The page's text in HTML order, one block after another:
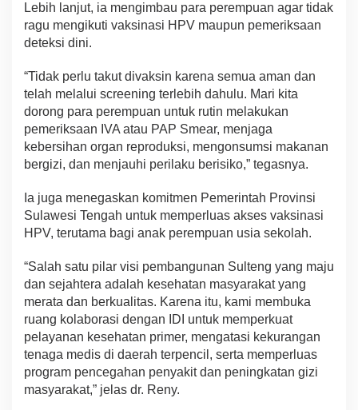
Lebih lanjut, ia mengimbau para perempuan agar tidak
ragu mengikuti vaksinasi HPV maupun pemeriksaan
deteksi dini.
“Tidak perlu takut divaksin karena semua aman dan
telah melalui screening terlebih dahulu. Mari kita
dorong para perempuan untuk rutin melakukan
pemeriksaan IVA atau PAP Smear, menjaga
kebersihan organ reproduksi, mengonsumsi makanan
bergizi, dan menjauhi perilaku berisiko,” tegasnya.
Ia juga menegaskan komitmen Pemerintah Provinsi
Sulawesi Tengah untuk memperluas akses vaksinasi
HPV, terutama bagi anak perempuan usia sekolah.
“Salah satu pilar visi pembangunan Sulteng yang maju
dan sejahtera adalah kesehatan masyarakat yang
merata dan berkualitas. Karena itu, kami membuka
ruang kolaborasi dengan IDI untuk memperkuat
pelayanan kesehatan primer, mengatasi kekurangan
tenaga medis di daerah terpencil, serta memperluas
program pencegahan penyakit dan peningkatan gizi
masyarakat,” jelas dr. Reny.